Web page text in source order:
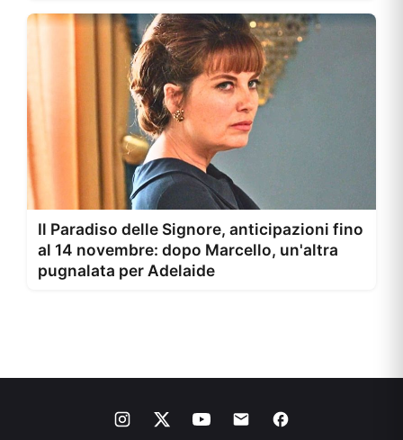
Il Paradiso delle Signore, anticipazioni fino
al 14 novembre: dopo Marcello, un'altra
pugnalata per Adelaide